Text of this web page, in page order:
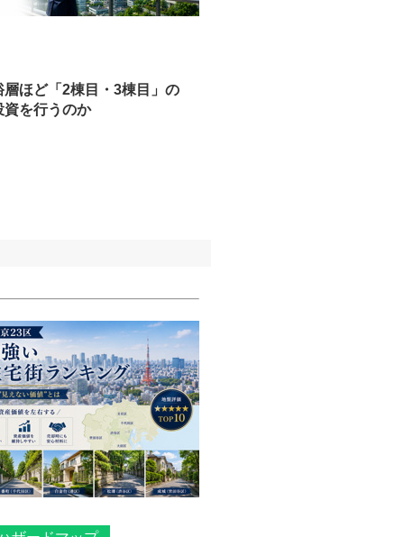
層ほど「2棟目・3棟目」の
資を行うのか